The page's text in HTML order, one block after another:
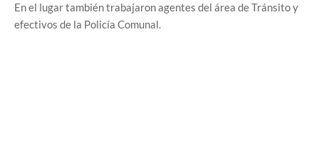
En el lugar también trabajaron agentes del área de Tránsito y
efectivos de la Policía Comunal.